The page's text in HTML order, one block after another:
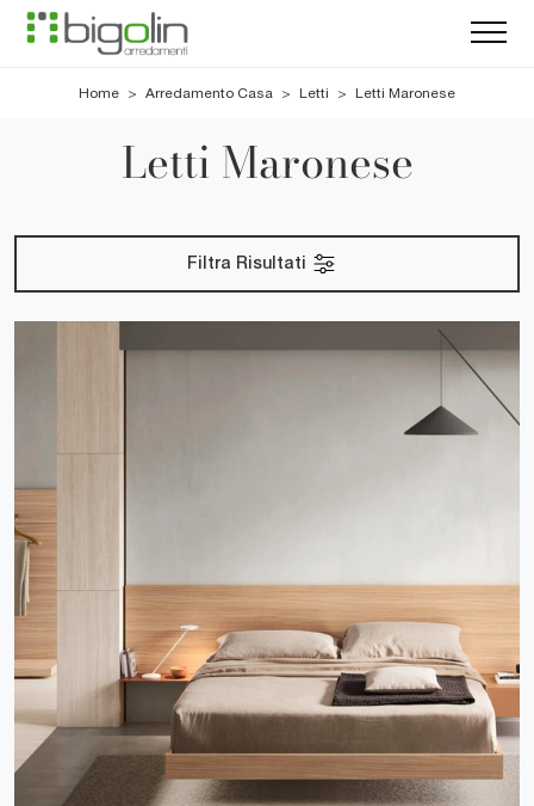
Home > Arredamento Casa > Letti > Letti Maronese
Letti Maronese
Filtra Risultati